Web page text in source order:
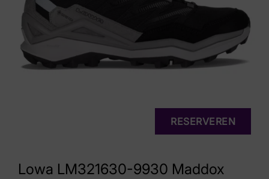
Lowa LM321630-9930 Maddox
RESERVEREN